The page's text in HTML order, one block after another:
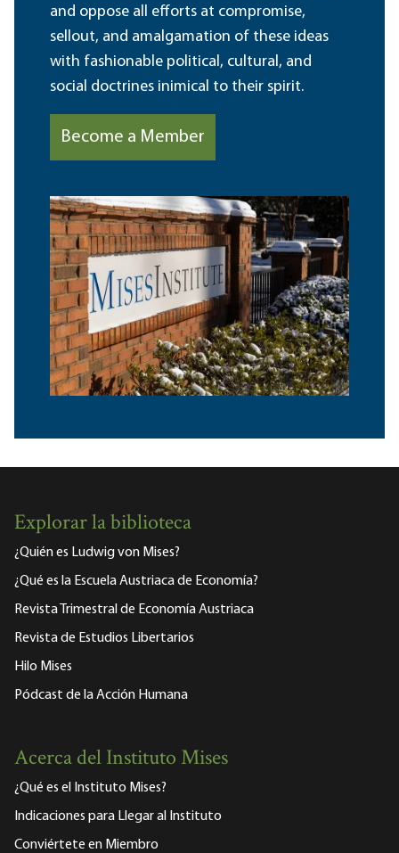
and oppose all efforts at compromise,
sellout, and amalgamation of these ideas
with fashionable political, cultural, and
social doctrines inimical to their spirit.
Become a Member
Explorar la biblioteca
¿Quién es Ludwig von Mises?
¿Qué es la Escuela Austriaca de Economía?
Revista Trimestral de Economía Austriaca
Revista de Estudios Libertarios
Hilo Mises
Pódcast de la Acción Humana
Acerca del Instituto Mises
¿Qué es el Instituto Mises?
Indicaciones para Llegar al Instituto
Conviértete en Miembro